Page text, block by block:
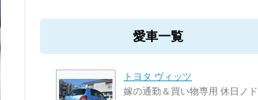
愛車一覧
トヨタ ヴィッツ
嫁の通勤＆買い物専用 休日ノド